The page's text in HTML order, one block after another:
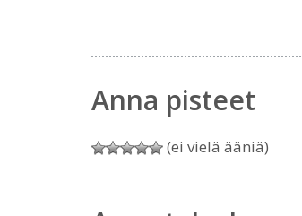
Anna pisteet
(ei vielä ääniä)